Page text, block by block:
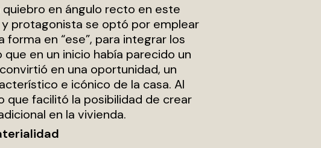
quiebro en ángulo recto en este
protagonista se optó por emplear
forma en “ese”, para integrar los
que en un inicio había parecido un
en una oportunidad, un
e icónico de la casa. Al
que facilitó la posibilidad de crear
en la vivienda.